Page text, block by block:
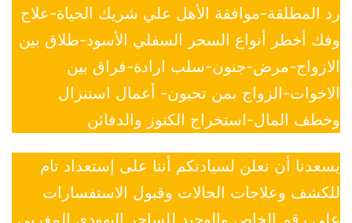
رد المطلقة-موافقة الأهل علي شريك الحياة-علاج
وفك أخطر أنواع السحر السفلي الأسود-طلاق بين
الازواج-مرض-جنون-سلب ارادة-فراق بين
الاخوات-الزواج بمن تحبون- أعمال استنزال
وخطف المال-استخراج الكنوز والدفائن
يسعدنا أن نعلن لسيادتكم أننا على إستعداد تام
للكشف وعلاجات الحالات وقبول الاستفسارات